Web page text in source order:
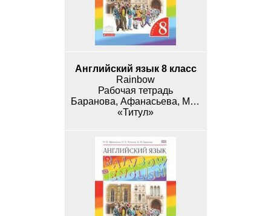
Английский язык 8 класс
Rainbow
Рабочая тетрадь
Баранова, Афанасьева, Михеева
«Титул»